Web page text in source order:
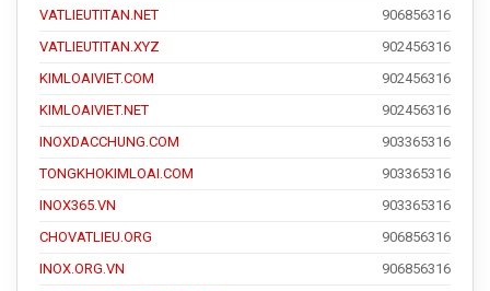
VATLIEUTITAN.NET
906856316
VATLIEUTITAN.XYZ
902456316
KIMLOAIVIET.COM
902456316
KIMLOAIVIET.NET
902456316
INOXDACCHUNG.COM
903365316
TONGKHOKIMLOAI.COM
903365316
INOX365.VN
903365316
CHOVATLIEU.ORG
906856316
INOX.ORG.VN
906856316